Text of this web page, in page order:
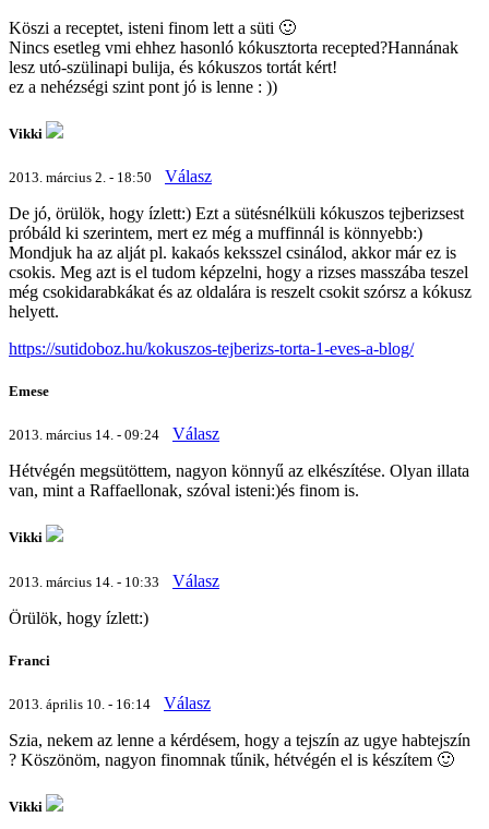
Köszi a receptet, isteni finom lett a süti 🙂
Nincs esetleg vmi ehhez hasonló kókusztorta recepted?Hannának
lesz utó-szülinapi bulija, és kókuszos tortát kért!
ez a nehézségi szint pont jó is lenne : ))
Vikki
2013. március 2. - 18:50
Válasz
De jó, örülök, hogy ízlett:) Ezt a sütésnélküli kókuszos tejberizsest
próbáld ki szerintem, mert ez még a muffinnál is könnyebb:)
Mondjuk ha az alját pl. kakaós keksszel csinálod, akkor már ez is
csokis. Meg azt is el tudom képzelni, hogy a rizses masszába teszel
még csokidarabkákat és az oldalára is reszelt csokit szórsz a kókusz
helyett.
https://sutidoboz.hu/kokuszos-tejberizs-torta-1-eves-a-blog/
Emese
2013. március 14. - 09:24
Válasz
Hétvégén megsütöttem, nagyon könnyű az elkészítése. Olyan illata
van, mint a Raffaellonak, szóval isteni:)és finom is.
Vikki
2013. március 14. - 10:33
Válasz
Örülök, hogy ízlett:)
Franci
2013. április 10. - 16:14
Válasz
Szia, nekem az lenne a kérdésem, hogy a tejszín az ugye habtejszín
? Köszönöm, nagyon finomnak tűnik, hétvégén el is készítem 🙂
Vikki